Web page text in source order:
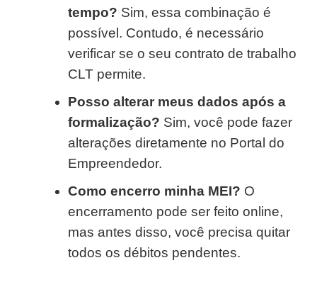
tempo? Sim, essa combinação é
possível. Contudo, é necessário
verificar se o seu contrato de trabalho
CLT permite.
Posso alterar meus dados após a
formalização? Sim, você pode fazer
alterações diretamente no Portal do
Empreendedor.
Como encerro minha MEI? O
encerramento pode ser feito online,
mas antes disso, você precisa quitar
todos os débitos pendentes.